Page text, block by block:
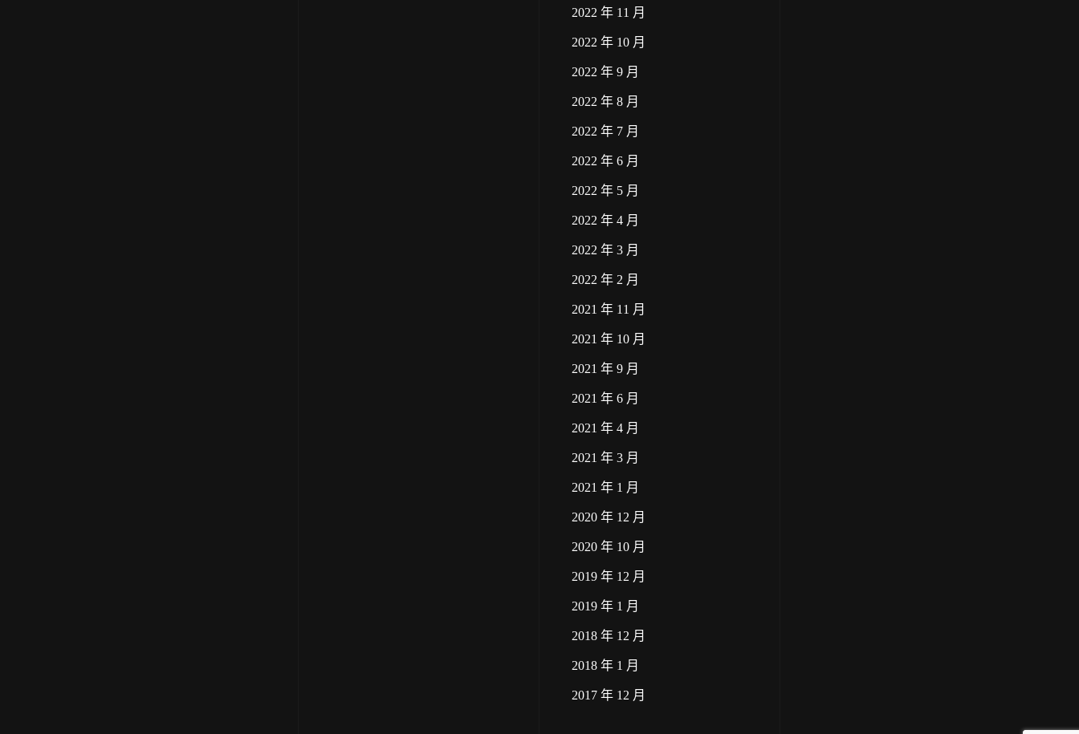
2022 年 11 月
2022 年 10 月
2022 年 9 月
2022 年 8 月
2022 年 7 月
2022 年 6 月
2022 年 5 月
2022 年 4 月
2022 年 3 月
2022 年 2 月
2021 年 11 月
2021 年 10 月
2021 年 9 月
2021 年 6 月
2021 年 4 月
2021 年 3 月
2021 年 1 月
2020 年 12 月
2020 年 10 月
2019 年 12 月
2019 年 1 月
2018 年 12 月
2018 年 1 月
2017 年 12 月